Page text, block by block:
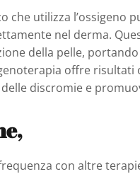
che utilizza l’ossigeno
nel derma.
della pelle,
offre
discromie e
con altre